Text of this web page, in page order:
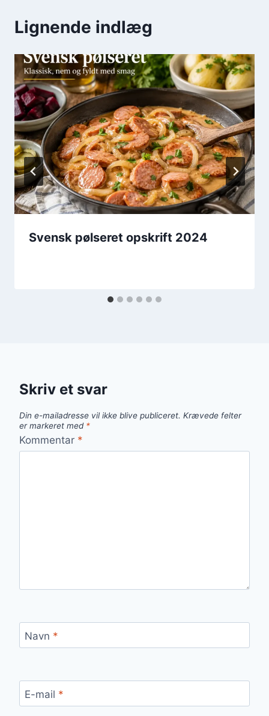
Lignende indlæg
Svensk pølseret opskrift 2024
Skriv et svar
Din e-mailadresse vil ikke blive publiceret. Krævede felter
er markeret med *
Kommentar *
Navn *
E-mail *